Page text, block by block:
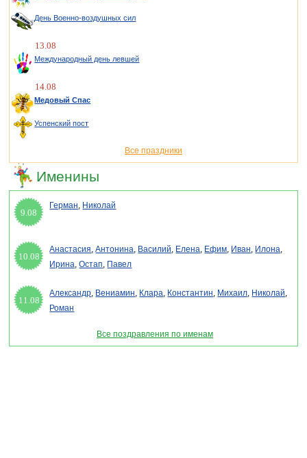
День Военно-воздушных сил
13.08
Международный день левшей
14.08
Медовый Спас
Успенский пост
Все праздники
Именины
9.08
Герман, Николай
10.08
Анастасия,Антонина, Василий, Елена, Ефим, Иван, Илона,
Ирина,Остап, Павел
11.08
Александр, Вениамин, Клара, Константин, Михаил, Николай,
Роман
Все поздравления по именам